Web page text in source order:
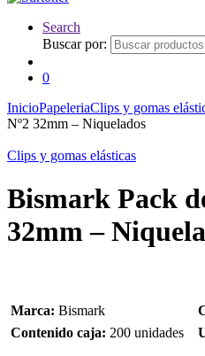
Search
Buscar por:
0
InicioPapeleriaClips y gomas
Nº2 32mm – Niquelados
Clips y gomas elásticas
Bismark Pack
32mm –
Marca: Bismark
Contenido caja: 200 unidades